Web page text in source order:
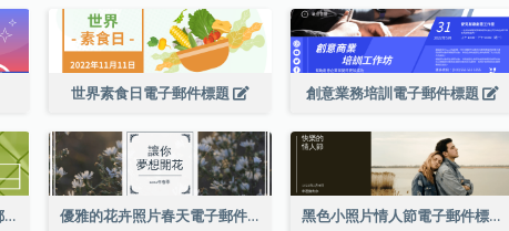
世界素食日電子郵件標題 創意業務培訓電子郵件標題
綠色網球照相網球比賽電子郵件標頭 優雅的花卉照片春天電子郵件標題 黑色小照片情人節電子郵件標題